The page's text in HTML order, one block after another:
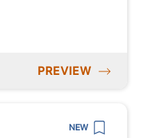
PREVIEW
NEW